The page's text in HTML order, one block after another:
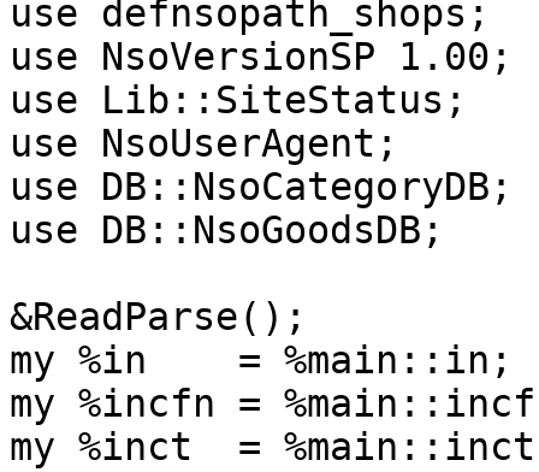
use defnsopath_shops;
use NsoVersionSP 1.00;
use Lib::SiteStatus;
use NsoUserAgent;
use DB::NsoCategoryDB;
use DB::NsoGoodsDB;
&ReadParse();
my %in    = %main::in;
my %incfn =
my %inct  =